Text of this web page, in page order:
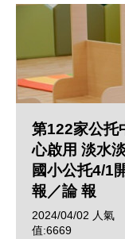
第122家公托
心啟用 淡水
國小公托4/1
報／論 報
2024/04/02 人氣
值:6669